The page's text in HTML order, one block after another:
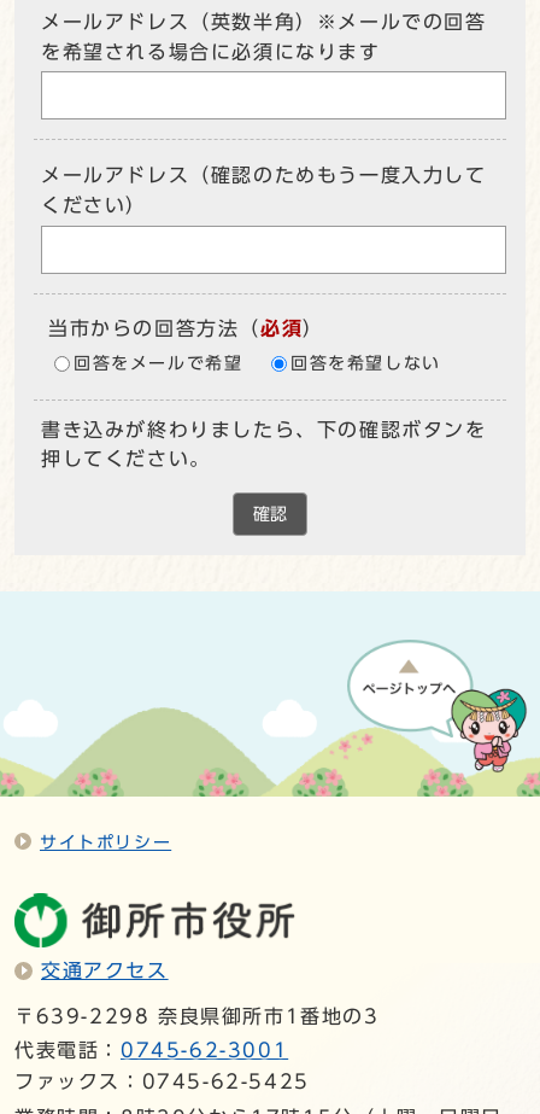
メールアドレス（英数半角）※メールでの回答
を希望される場合に必須になります
メールアドレス（確認のためもう一度入力して
ください）
当市からの回答方法 （必須）
回答をメールで希望 回答を希望しない
書き込みが終わりましたら、下の確認ボタンを
押してください。
確認
サイトポリシー
交通アクセス
〒639-2298 奈良県御所市1番地の3
代表電話： 0745-62-3001
ファックス：0745-62-5425